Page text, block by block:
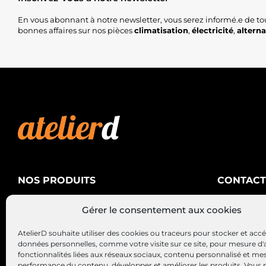
Gérer le consentement aux cookies
AtelierD souhaite utiliser des cookies ou traceurs pour stocker et
données personnelles, comme votre visite sur ce site, pour mesure
fonctionnalités liées aux réseaux sociaux, contenu personnalisé et
En vous abonnant à notre newsletter, vous serez informé.e de
bonnes affaires sur nos piècesclimatisation, électricité,
NOS PRODUITS
Alternateurs – Démarreurs
CONTACT
AtelierD
88200
03 29 22 34